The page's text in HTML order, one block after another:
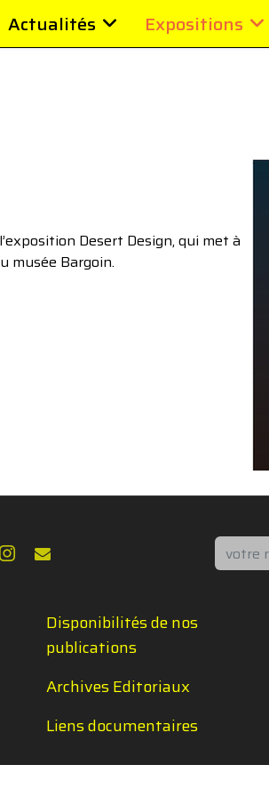
Actualités Expositions
Desert Design, qui met à
musée Bargoin.
Rechercher
Disponibilités de nos
publications
Archives Editoriaux
Liens documentaires